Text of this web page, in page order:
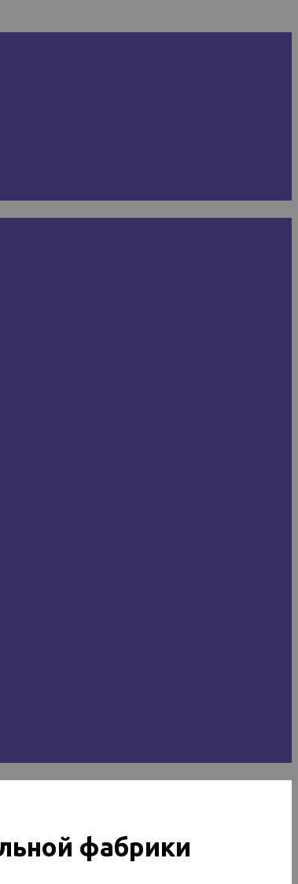
фабрики